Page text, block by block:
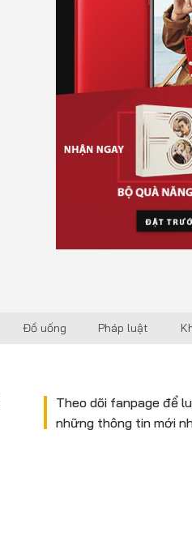
Đồ uống Pháp luật
Theo dõi fanpage để
những thông tin mới